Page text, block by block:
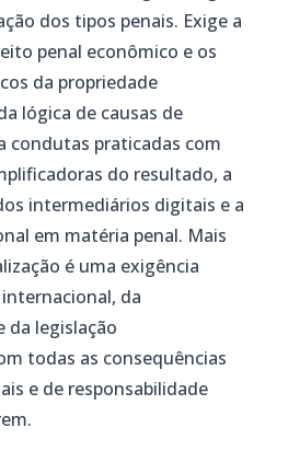
dos tipos penais. Exige a
penal econômico e os
da propriedade
lógica de causas de
condutas praticadas com
do resultado, a
intermediários digitais e a
em matéria penal. Mais
é uma exigência
da
da legislação
todas as consequências
e de responsabilidade